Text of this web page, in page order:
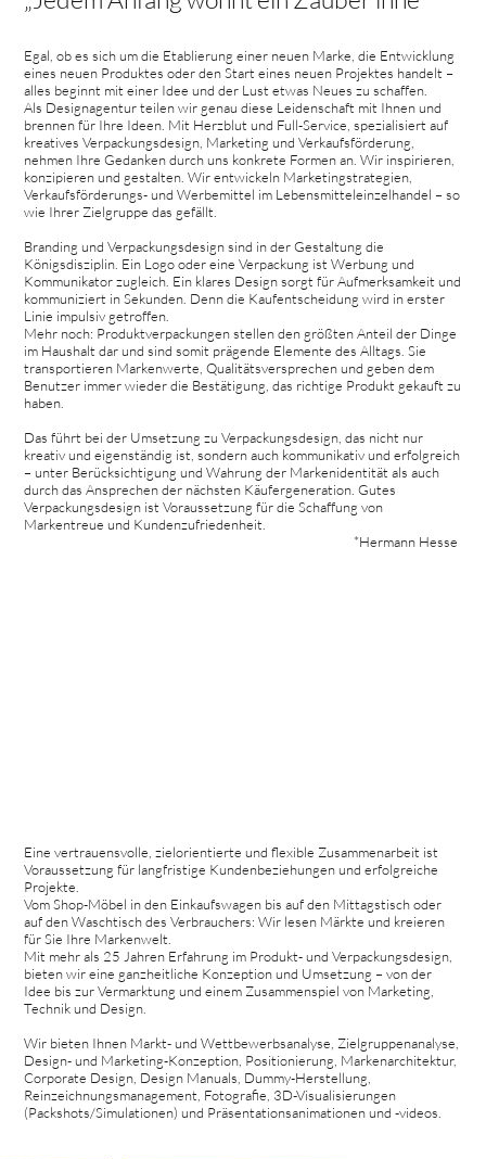
Egal, ob es sich um die Etablierung einer neuen Marke, die Entwicklung
eines neuen Produktes oder den Start eines neuen Projektes handelt –
alles beginnt mit einer Idee und der Lust etwas Neues zu schaffen.
Als Designagentur teilen wir genau diese Leidenschaft mit Ihnen und
brennen für Ihre Ideen. Mit Herzblut und Full-Service, spezialisiert auf
kreatives Verpackungsdesign, Marketing und Verkaufsförderung,
nehmen Ihre Gedanken durch uns konkrete Formen an. Wir inspirieren,
konzipieren und gestalten. Wir entwickeln Marketingstrategien,
Verkaufsförderungs- und Werbemittel im Lebensmitteleinzelhandel – so
wie Ihrer Zielgruppe das gefällt.
Branding und Verpackungsdesign sind in der Gestaltung die
Königsdisziplin. Ein Logo oder eine Verpackung ist Werbung und
Kommunikator zugleich. Ein klares Design sorgt für Aufmerksamkeit und
kommuniziert in Sekunden. Denn die Kaufentscheidung wird in erster
Linie impulsiv getroffen.
Mehr noch: Produktverpackungen stellen den größten Anteil der Dinge
im Haushalt dar und sind somit prägende Elemente des Alltags. Sie
transportieren Markenwerte, Qualitätsversprechen und geben dem
Benutzer immer wieder die Bestätigung, das richtige Produkt gekauft zu
haben.
Das führt bei der Umsetzung zu Verpackungsdesign, das nicht nur
kreativ und eigenständig ist, sondern auch kommunikativ und erfolgreich
– unter Berücksichtigung und Wahrung der Markenidentität als auch
durch das Ansprechen der nächsten Käufergeneration. Gutes
Verpackungsdesign ist Voraussetzung für die Schaffung von
Markentreue und Kundenzufriedenheit.
*Hermann Hesse
Eine vertrauensvolle, zielorientierte und flexible Zusammenarbeit ist
Voraussetzung für langfristige Kundenbeziehungen und erfolgreiche
Projekte.
Vom Shop-Möbel in den Einkaufswagen bis auf den Mittagstisch oder
auf den Waschtisch des Verbrauchers: Wir lesen Märkte und kreieren
für Sie Ihre Markenwelt.
Mit mehr als 25 Jahren Erfahrung im Produkt- und Verpackungsdesign,
bieten wir eine ganzheitliche Konzeption und Umsetzung – von der
Idee bis zur Vermarktung und einem Zusammenspiel von Marketing,
Technik und Design.
Wir bieten Ihnen Markt- und Wettbewerbsanalyse, Zielgruppenanalyse,
Design- und Marketing-Konzeption, Positionierung, Markenarchitektur,
Corporate Design, Design Manuals, Dummy-Herstellung,
Reinzeichnungsmanagement, Fotografie, 3D-Visualisierungen
(Packshots/Simulationen) und Präsentationsanimationen und -videos.